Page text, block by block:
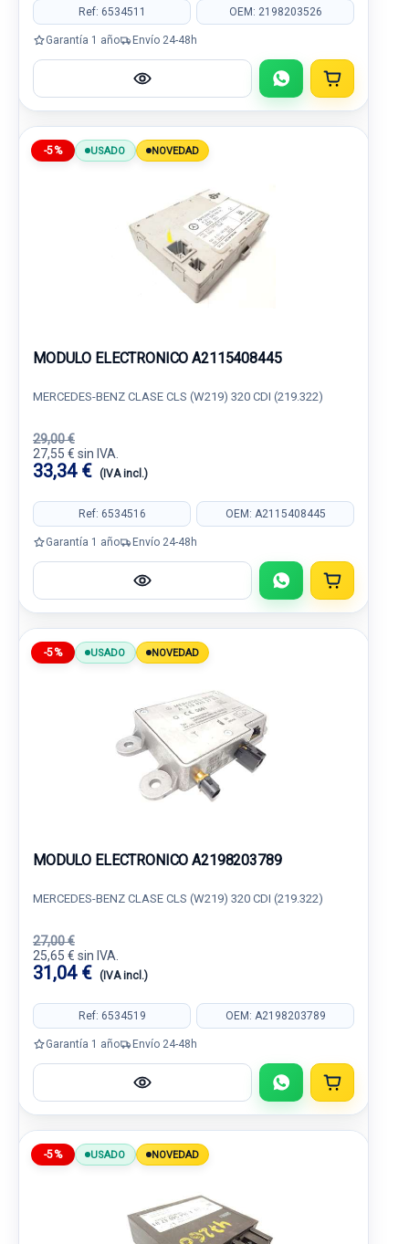
Ref: 6534511 OEM: 2198203526
Garantía 1 año Envío 24-48h
-5% USADO NOVEDAD
MODULO ELECTRONICO A2115408445
MERCEDES-BENZ CLASE CLS (W219) 320 CDI (219.322)
29,00 €
27,55 € sin IVA.
33,34 € (IVA incl.)
Ref: 6534516 OEM: A2115408445
Garantía 1 año Envío 24-48h
-5% USADO NOVEDAD
MODULO ELECTRONICO A2198203789
MERCEDES-BENZ CLASE CLS (W219) 320 CDI (219.322)
27,00 €
25,65 € sin IVA.
31,04 € (IVA incl.)
Ref: 6534519 OEM: A2198203789
Garantía 1 año Envío 24-48h
-5% USADO NOVEDAD